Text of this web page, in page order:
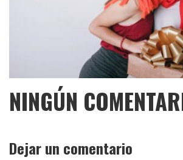
NINGÚN
Dejar un comentario